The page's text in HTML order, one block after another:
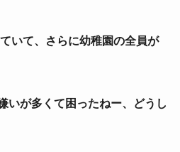
いて、さらに幼稚園の全員が
いが多くて困ったねー、どうし